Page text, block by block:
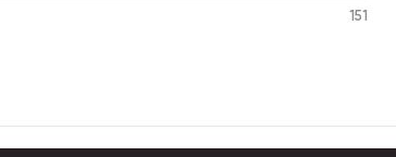
151